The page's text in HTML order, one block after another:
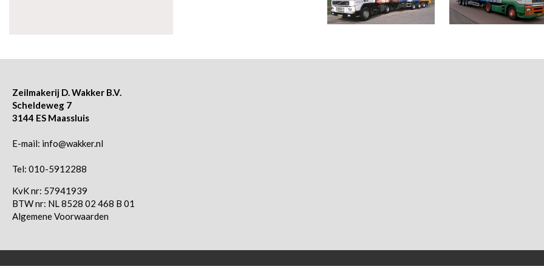
Zeilmakerij D. Wakker B.V.
Scheldeweg 7
3144 ES Maassluis
E-mail: info@wakker.nl
Tel: 010-5912288
KvK nr: 57941939
BTW nr: NL 8528 02 468 B 01
Algemene Voorwaarden